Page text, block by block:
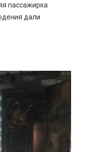
пассажирка
дали